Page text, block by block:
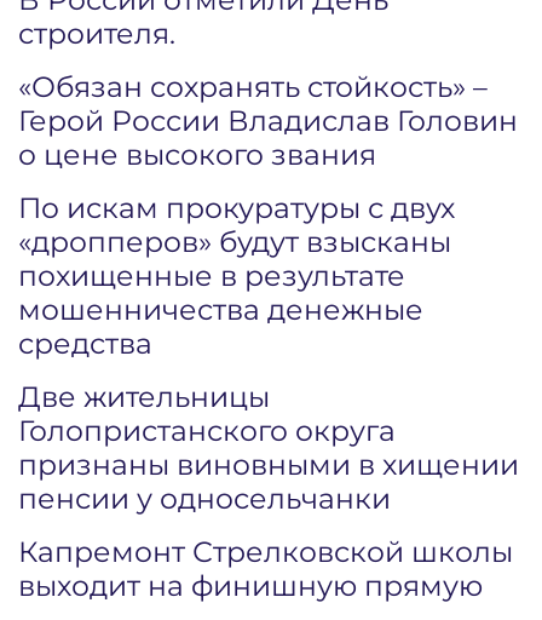
строителя.
«Обязан сохранять стойкость» –
Герой России Владислав Головин
о цене высокого звания
По искам прокуратуры с двух
«дропперов» будут взысканы
похищенные в результате
мошенничества денежные
средства
Две жительницы
Голопристанского округа
признаны виновными в хищении
пенсии у односельчанки
Капремонт Стрелковской школы
выходит на финишную прямую